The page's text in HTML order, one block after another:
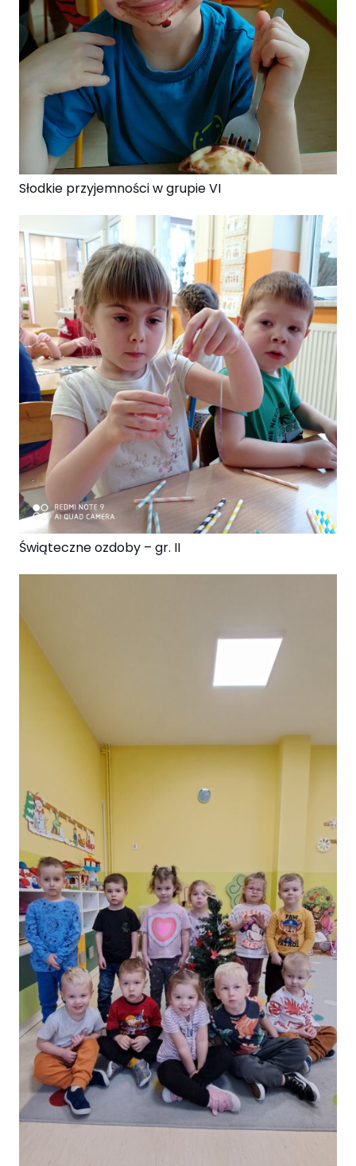
Słodkie przyjemności w grupie VI
Świąteczne ozdoby – gr. II